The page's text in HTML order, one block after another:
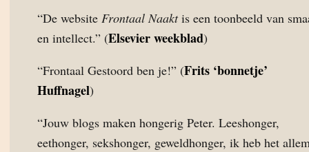
“De website Frontaal Naaktis een toonbeeld van
en intellect.” (Elsevier weekblad)
“Frontaal Gestoord ben je!” (Frits ‘bonnetje’
Huffnagel)
“Jouw blogs maken hongerig Peter. Leeshonger,
eethonger, sekshonger, geweldhonger, ik heb het